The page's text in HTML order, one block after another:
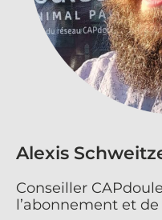
Alexis
Conseiller
l’abonnement et